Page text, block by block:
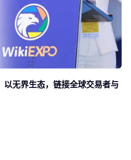
以无界生态，链接全球交易者与